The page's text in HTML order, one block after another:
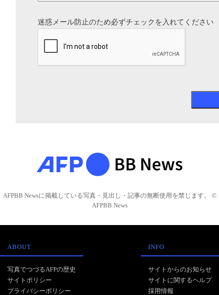
迷惑メール防止のため必ずチェックを入れてください
AFPBB Newsに掲載している写真・見出し・記事の無断使用を禁じます。 ©
AFPBB News
ABOUT
写真でつづるAFPの歴史
サイトポリシー
プライバシーポリシー
INFO
サイトからのお知らせ
サイトに関するヘルプ
採用情報